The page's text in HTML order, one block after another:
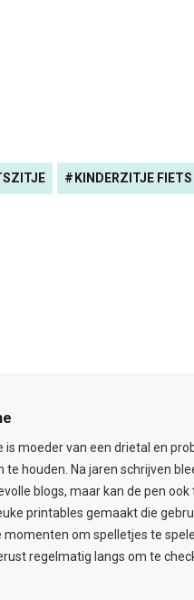
KINDERZITJE FIETS
is moeder van een drietal en
te houden. Na jaren schrijven
blogs, maar kan de pen
printables gemaakt die
momenten om spelletjes te
regelmatig langs om te